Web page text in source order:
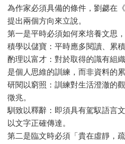
為作家必須具備的條件，劉勰在
提出兩個方向來立說。
第一是平時必須如何來培養文思
積學以儲寶：平時應多閱讀、累積
酌理以富才：對於取得的識有組
是個人思維的訓練，而非資料的累
研閱以窮照：訓練對生活澄澈的
徵兆。
馴致以釋辭：即須具有駕馭語言
以文字正確傳達。
第二是臨文時必須「貴在虛靜，